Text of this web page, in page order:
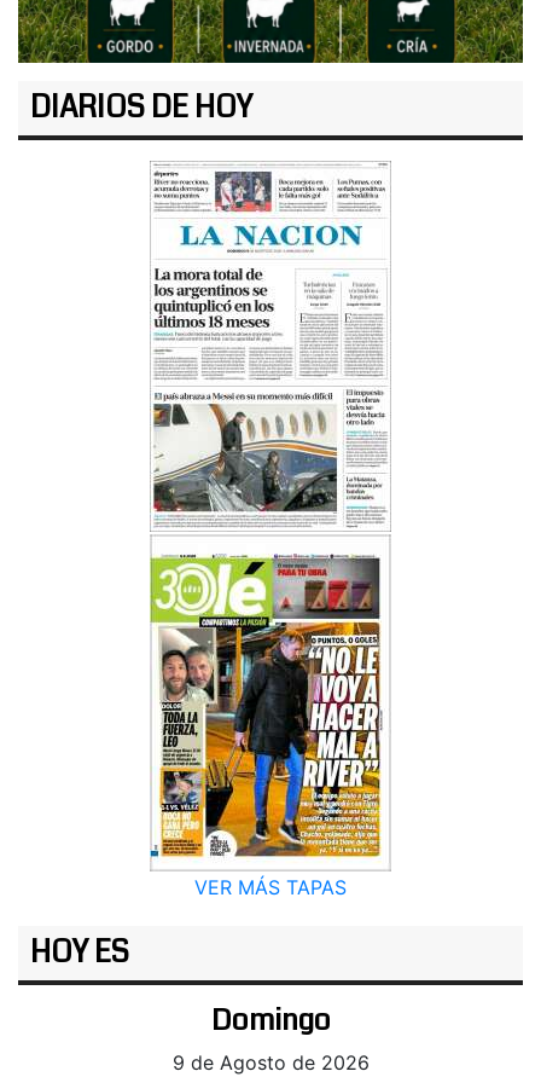
DIARIOS DE HOY
VER MÁS TAPAS
HOY ES
Domingo
9 de Agosto de 2026